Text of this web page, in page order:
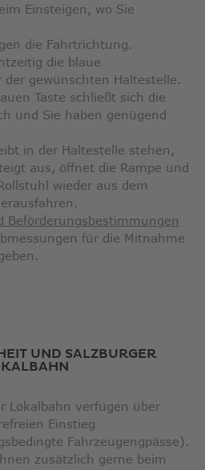
Einsteigen, wo Sie
die Fahrtrichtung.
die blaue
gewünschten Haltestelle.
Taste schließt sich die
und Sie haben genügend
in der Haltestelle stehen,
aus, öffnet die Rampe und
wieder aus dem
Beförderungsbestimmungen
für die Mitnahme
UND SALZBURGER
Lokalbahn verfügen über
Einstieg
Fahrzeugengpässe).
zusätzlich gerne beim